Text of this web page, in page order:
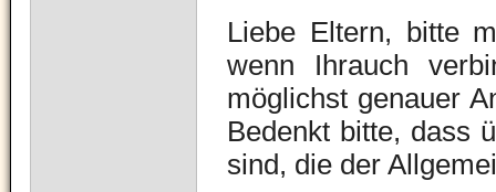
Liebe Eltern, bitte
wenn Ihrauch
möglichst genauer
Bedenkt bitte, dass
sind, die der